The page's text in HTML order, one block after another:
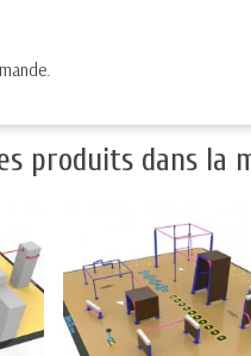
produits dans la